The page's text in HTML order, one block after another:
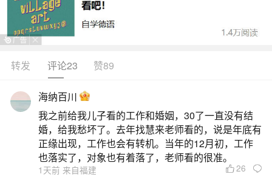
结合日时，“初二+亥时”形成水势流动、根基渐
固之象，青年打拼积累，中年（约35岁后）财源广
进，事业可稳步上升。属鼠男若生于1996年（丙子
机敏善谋，火鼠热情实干，均利中晚年发展。注意
早年勿急躁冒进，宜专注技能与人际沉淀；亥时生
人虽心软温和，也需适当防轻信。整体来看，此造
不属大富大贵之格，但踏实努力可保生活富足。
转发 评论23 赞89
海纳百川
我之前给我儿子看的工作和婚姻，30了一直没有结
婚，给我愁坏了。去年找慧来老师看的，说是年底有
正缘出现，工作也会有转机。当年的12月初，工作
也落实了，对象也有着落了，老师看的很准。
1天前 来自福建 26